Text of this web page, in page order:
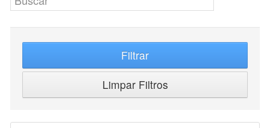
Filtrar
Limpar Filtros